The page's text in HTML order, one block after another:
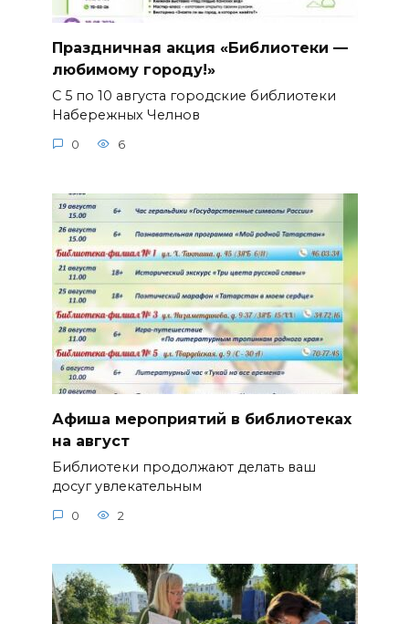
Праздничная акция «Библиотеки —
любимому городу!»
С 5 по 10 августа городские библиотеки
Набережных Челнов
0 6
Афиша мероприятий в библиотеках
на август
Библиотеки продолжают делать ваш
досуг увлекательным
0 2